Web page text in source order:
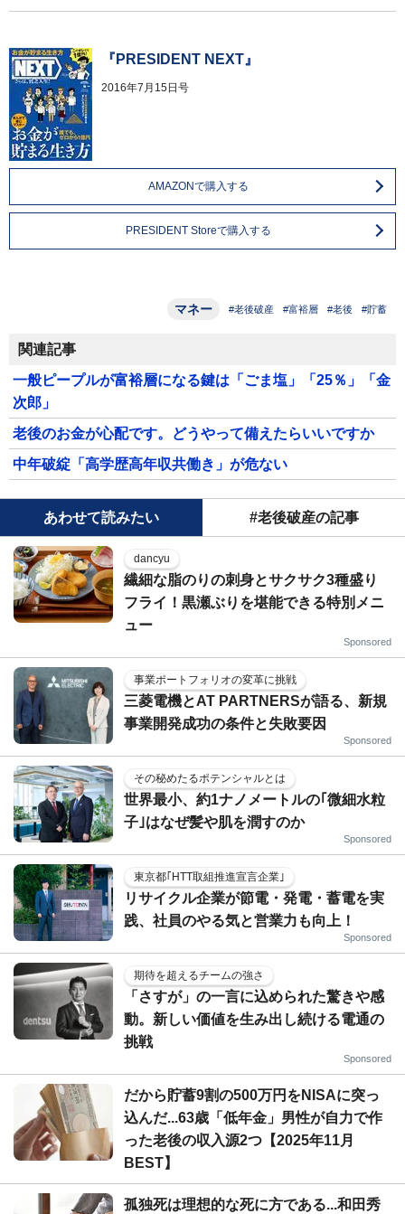
『PRESIDENT NEXT』
2016年7月15日号
AMAZONで購入する
PRESIDENT Storeで購入する
マネー #老後破産 #富裕層 #老後 #貯蓄
関連記事
一般ピープルが富裕層になる鍵は「ごま塩」「25％」「金
次郎」
老後のお金が心配です。どうやって備えたらいいですか
中年破綻「高学歴高年収共働き」が危ない
あわせて読みたい #老後破産の記事
dancyu
繊細な脂のりの刺身とサクサク3種盛り
フライ！黒瀬ぶりを堪能できる特別メニ
ュー
Sponsored
事業ポートフォリオの変革に挑戦
三菱電機とAT PARTNERSが語る、新規
事業開発成功の条件と失敗要因
Sponsored
その秘めたるポテンシャルとは
世界最小、約1ナノメートルの｢微細水粒
子｣はなぜ髪や肌を潤すのか
Sponsored
東京都｢HTT取組推進宣言企業｣
リサイクル企業が節電・発電・蓄電を実
践、社員のやる気と営業力も向上！
Sponsored
期待を超えるチームの強さ
「さすが」の一言に込められた驚きや感
動。新しい価値を生み出し続ける電通の
挑戦
Sponsored
だから貯蓄9割の500万円をNISAに突っ
込んだ...63歳「低年金」男性が自力で作
った老後の収入源2つ【2025年11月
BEST】
孤独死は理想的な死に方である...和田秀